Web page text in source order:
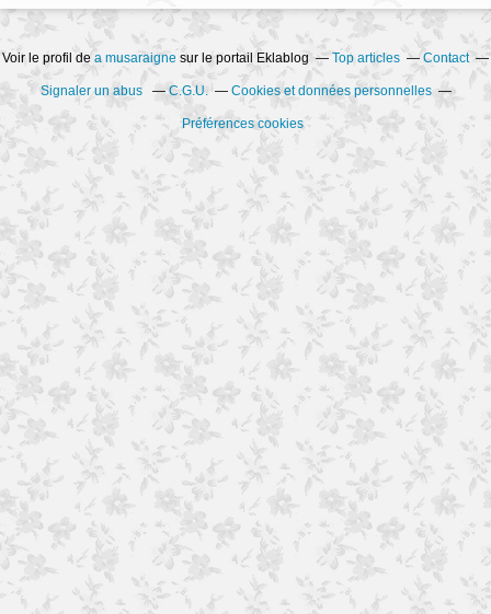
Voir le profil de a musaraigne sur le portail Eklablog Top articles Contact
Signaler un abus C.G.U. Cookies et données personnelles
Préférences cookies